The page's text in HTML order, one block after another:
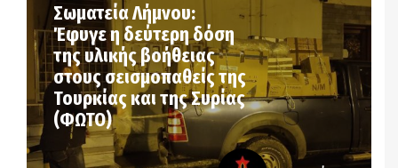
Σωματεία Λήμνου:
Έφυγε η δεύτερη δόση
της υλικής βοήθειας
στους σεισμοπαθείς της
Τουρκίας και της Συρίας
(ΦΩΤΟ)